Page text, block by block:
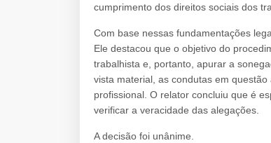
cumprimento dos direitos sociais dos
Com base nessas fundamentações
Ele destacou que o objetivo do
trabalhista e, portanto, apurar a
vista material, as condutas em
profissional. O relator concluiu que é
verificar a veracidade das alegações.
A decisão foi unânime.